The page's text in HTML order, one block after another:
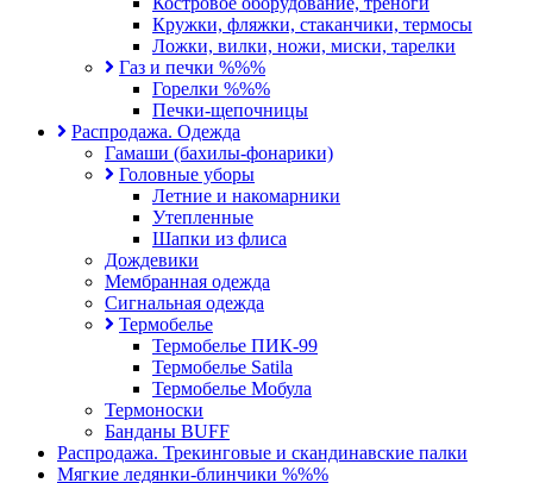
Кружки, фляжки, стаканчики, термосы
Ложки, вилки, ножи, миски, тарелки
Газ и печки %%%
Горелки %%%
Печки-щепочницы
Распродажа. Одежда
Гамаши (бахилы-фонарики)
Головные уборы
Летние и накомарники
Утепленные
Шапки из флиса
Дождевики
Мембранная одежда
Сигнальная одежда
Термобелье
Термобелье ПИК-99
Термобелье Satila
Термобелье Мобула
Термоноски
Банданы BUFF
Распродажа. Трекинговые и скандинавские палки
Мягкие ледянки-блинчики %%%